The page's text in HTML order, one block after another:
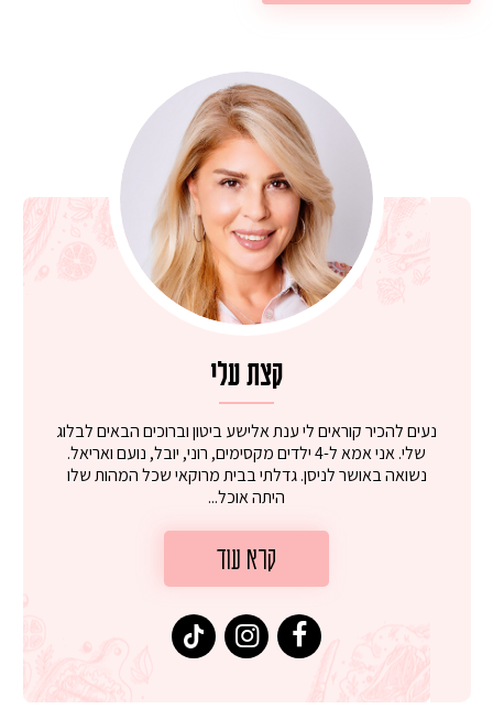
קצת עלי
נעים להכיר קוראים לי ענת אלישע ביטון וברוכים הבאים לבלוג
שלי. אני אמא ל-4 ילדים מקסימים, רוני, יובל, נועם ואריאל.
נשואה באושר לניסן. גדלתי בבית מרוקאי שכל המהות שלו
היתה אוכל...
קרא עוד